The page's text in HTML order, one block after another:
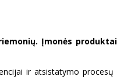
Įmonės
ir atsistatymo